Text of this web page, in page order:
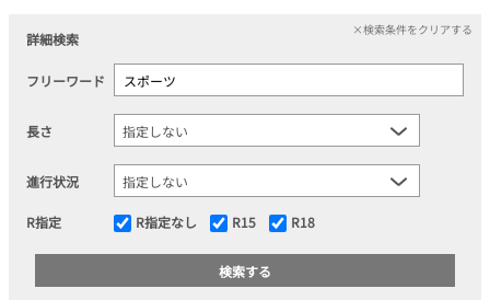
詳細検索
×検索条件をクリアする
フリーワード
長さ
進行状況
R指定 R指定なし R15 R18